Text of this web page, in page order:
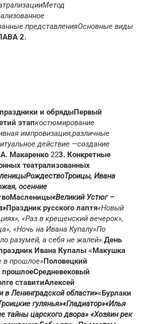
Метод
представленияОсновные виды
2.
и обрядыПервый
этапкостюмирование
импровизация,различные
действие —создание
А. Макаренко 223. Конкретные
театрализованных
РождествоТроицы, Ивана
осенние
Масленицы«Великий Устюг –
Праздник русского лаптя«Новый
«Раз в крещенский вечерок»,
«Ночь на Ивана Купалу»По
разумей, а себя не жалей».День
Ивана Купалы «Макушка
в прошлое»Половецкий
прошлоеСредневековый
ставитиАлексей
в Ленинградской области»«Бурлаки
гулянья»«Гладиатор»«Илья
тайны царского двора» «Хозяин рек